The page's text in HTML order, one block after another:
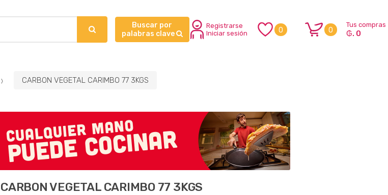
Buscar por
palabras clave
Registrarse
Iniciar sesión
0 0
Tus compras
₲. 0
CARBON VEGETAL CARIMBO 77 3KGS
CARBON VEGETAL CARIMBO 77 3KGS